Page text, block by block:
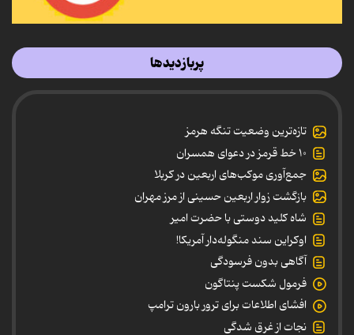
پربازدیدها
تازه‌ترین وضعیت تنگه هرمز
۱۰ خط قرمز در دعوای همسران
جمع‌آوری موکب‌های اربعین در کربلا
بازگشت زوار اربعین حسینی از مرز مهران
شاه کلید دوستی با حضرت امیر
اوکراین سند منگوله‌دار آمریکا!
آگاهی بدون فرسودگی
فرمول شکست پنتاگون
افشای اطلاعات برای ترور بارون ترامپ
نجات از غرق شدگی